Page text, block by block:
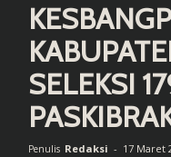
SELEKSI
Penulis Redaksi - 17 Maret